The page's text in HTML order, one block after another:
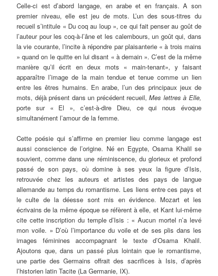
Celle-ci est d’abord langage, en arabe et en français. A son
premier niveau, elle est jeu de mots. L’un des sous-titres du
recueil s’intitule « Du coq au loup », ce qui fait penser au goût de
l’auteur pour les coq-à-l’âne et les calembours, un goût qui, dans
la vie courante, l’incite à répondre par plaisanterie « à trois mains
» quand on le quitte en lui disant « à demain ». C’est de la même
manière qu’il écrit en deux mots « main-tenant», y faisant
apparaître l’image de la main tendue et tenue comme un lien
entre les êtres humains. En arabe, l’un des principaux jeux de
mots, déjà présent dans un précédent recueil,Mes lettres à Elle,
porte sur « El », c’est-à-dire Dieu, ce qui nous évoque
simultanément l’amour de la femme.
Cette poésie qui s’affirme en premier lieu comme langage est
aussi conscience de l’origine. Né en Egypte, Osama Khalil se
souvient, comme dans une réminiscence, du glorieux et profond
passé de son pays, où domine à ses yeux la figure d’Isis,
retrouvée chez les auteurs et artistes des pays de langue
allemande au temps du romantisme. Les liens entre ces pays et
le culte de la déesse sont mis en évidence. Mozart et les
écrivains de la même époque se réfèrent à elle, et Kant lui-même
cite cette inscription du temple d’Isis : « Aucun mortel n’a levé
mon voile. » D’où l’importance du voile et de ses plis dans les
images féminines accompagnant le texte d’Osama Khalil.
Ajoutons que, dans un passé plus lointain que le romantisme,
une partie des Germains offrait des sacrifices à Isis, d’après
l’historien latin Tacite (La Germanie, IX).